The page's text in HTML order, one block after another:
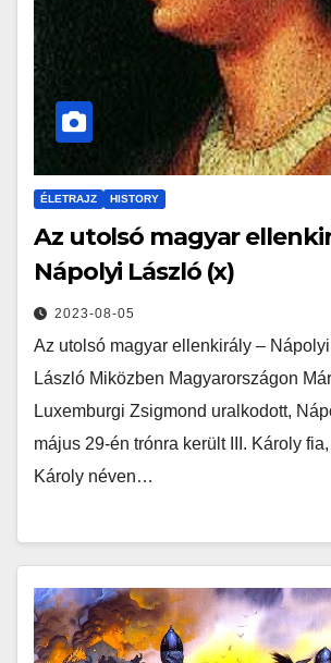
ÉLETRAJZ HISTORY
Az utolsó magyar
Nápolyi László (x)
2023-08-05
Az utolsó magyar ellenkirály –
László Miközben Magyarországon
Luxemburgi Zsigmond uralkodott,
május 29-én trónra került III. Károly
Károly néven…